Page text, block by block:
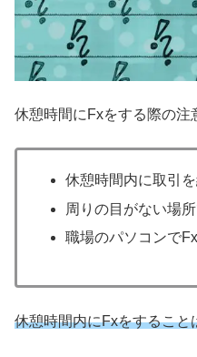
休憩時間にFxをする際の注
休憩時間内に取引
周りの目がない場
職場のパソコンで
休憩時間内にFxをすること